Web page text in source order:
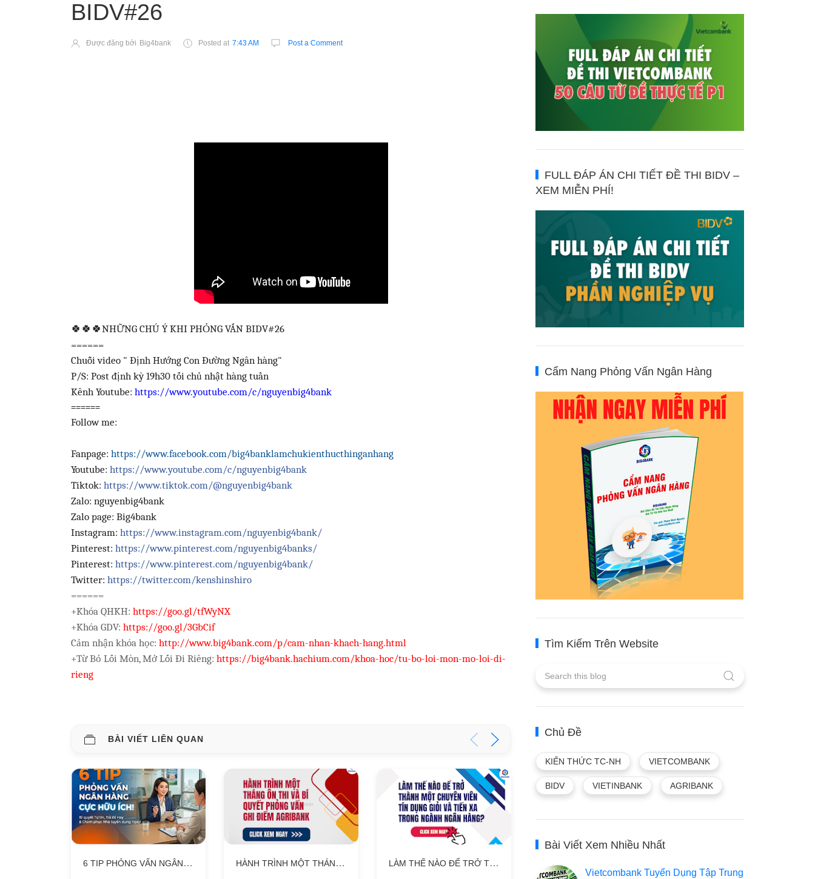
BIDV#26
Được đăng bởi Big4bank Posted at 7:43 AM Post a Comment
🍀🍀🍀NHỮNG CHÚ Ý KHI PHỎNG VẤN BIDV#26
======
Chuỗi video " Định Hướng Con Đường Ngân hàng"
P/S: Post định kỳ 19h30 tối chủ nhật hàng tuần
Kênh Youtube: https://www.youtube.com/c/nguyenbig4bank
======
Follow me:
Fanpage: https://www.facebook.com/big4banklamchukienthucthinganhang
Youtube: https://www.youtube.com/c/nguyenbig4bank
Tiktok: https://www.tiktok.com/@nguyenbig4bank
Zalo: nguyenbig4bank
Zalo page: Big4bank
Instagram: https://www.instagram.com/nguyenbig4bank/
Pinterest: https://www.pinterest.com/nguyenbig4banks/
Pinterest: https://www.pinterest.com/nguyenbig4bank/
Twitter: https://twitter.com/kenshinshiro
======
+Khóa QHKH: https://goo.gl/tfWyNX
+Khóa GDV: https://goo.gl/3GbCif
Cảm nhận khóa học: http://www.big4bank.com/p/cam-nhan-khach-hang.html
+TừBỏ Lối Mòn, Mở Lối Đi Riêng: https://big4bank.hachium.com/khoa-hoc/tu-bo-loi-mon-mo-loi-di-
rieng
BÀI VIẾT LIÊN QUAN
6 TIP PHỎNG VẤN NGÂN HÀNG CỰC HỮU DỤNG HÀNH TRÌNH MỘT THÁNG ÔN THI VÀ BÍ QUYẾT PHỎNG VẤN GHI ĐIỂM AGRIBANK LÀM THẾ NÀO ĐỂ TRỞ THÀNH MỘT CHUYÊN VIÊN TÍN DỤNG GIỎI VÀ TIẾN XA TRONG NGÀNH NGÂN HÀNG?
FULL ĐÁP ÁN CHI TIẾT ĐỀ THI BIDV –
XEM MIỄN PHÍ!
Cẩm Nang Phỏng Vấn Ngân Hàng
Tìm Kiếm Trên Website
Chủ Đề
KIẾN THỨC TC-NH VIETCOMBANK
BIDV VIETINBANK AGRIBANK
Bài Viết Xem Nhiều Nhất
Vietcombank Tuyển Dụng Tập Trung